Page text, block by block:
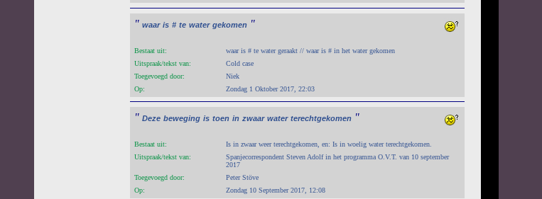
" waar is # te water gekomen "
Bestaat uit:
waar is # te water geraakt // waar is # in het water gekomen
Uitspraak/tekst van:
Cold case
Toegevoegd door:
Niek
Op:
Zondag 1 Oktober 2017, 22:03
" Deze beweging is toen in zwaar water terechtgekomen "
Bestaat uit:
Is in zwaar weer terechtgekomen, en: Is in woelig water terechtgekomen.
Uitspraak/tekst van:
Spanjecorrespondent Steven Adolf in het programma O.V.T. van 10 september
2017
Toegevoegd door:
Peter Stöve
Op:
Zondag 10 September 2017, 12:08